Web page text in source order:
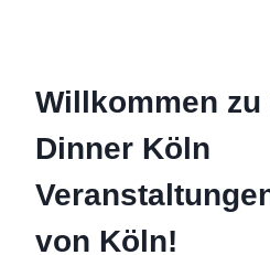
Willkommen zu
Dinner Köln
von Köln!